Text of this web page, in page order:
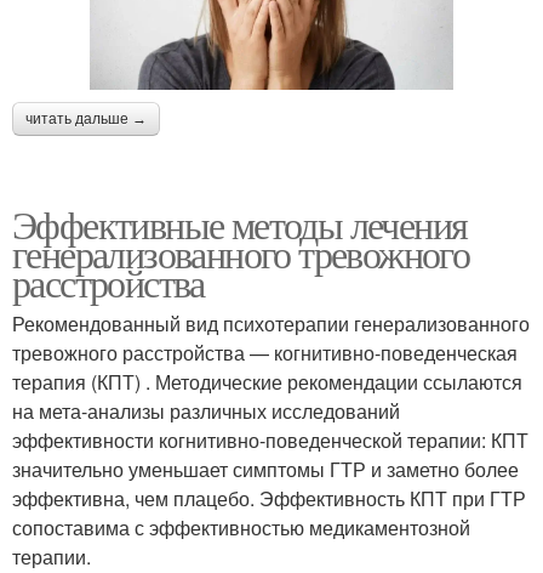
читать дальше →
Эффективные методы лечения
генерализованного тревожного
расстройства
Рекомендованный вид психотерапии генерализованного
тревожного расстройства — когнитивно-поведенческая
терапия (КПТ) . Методические рекомендации ссылаются
на мета-анализы различных исследований
эффективности когнитивно-поведенческой терапии: КПТ
значительно уменьшает симптомы ГТР и заметно более
эффективна, чем плацебо. Эффективность КПТ при ГТР
сопоставима с эффективностью медикаментозной
терапии.